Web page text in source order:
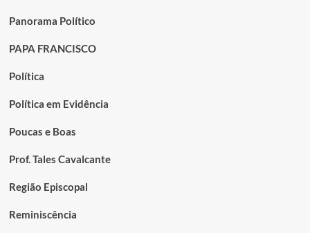
Panorama Político
PAPA FRANCISCO
Política
Política em Evidência
Poucas e Boas
Prof. Tales Cavalcante
Região Episcopal
Reminiscência